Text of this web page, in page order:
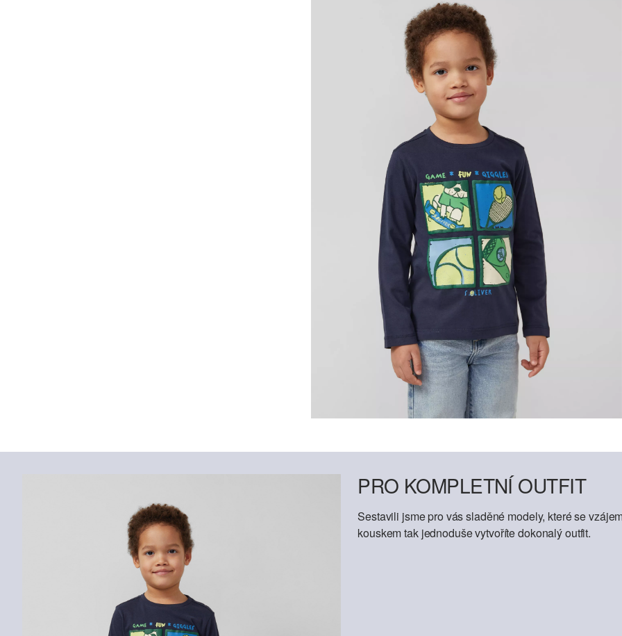
PRO KOMPLETNÍ OUTFIT
Sestavili jsme pro vás sladěné modely, které se
kouskem tak jednoduše vytvoříte dokonalý outfit.